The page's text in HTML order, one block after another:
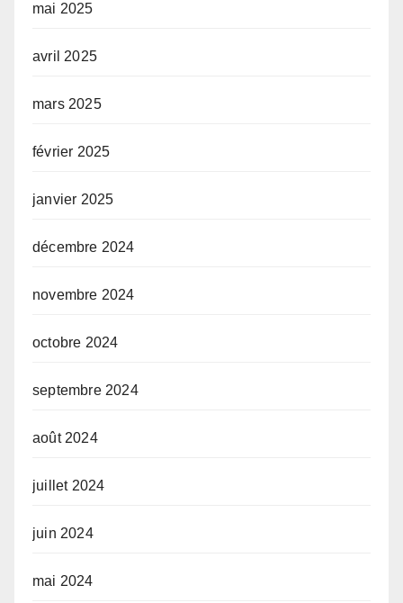
mai 2025
avril 2025
mars 2025
février 2025
janvier 2025
décembre 2024
novembre 2024
octobre 2024
septembre 2024
août 2024
juillet 2024
juin 2024
mai 2024